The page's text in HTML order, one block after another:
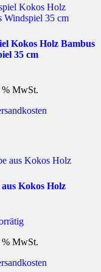
Kokos Holz Bambus
35 cm
MwSt.
Kokos Holz
MwSt.